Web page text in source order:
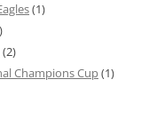
(1)
(2)
Champions Cup(1)